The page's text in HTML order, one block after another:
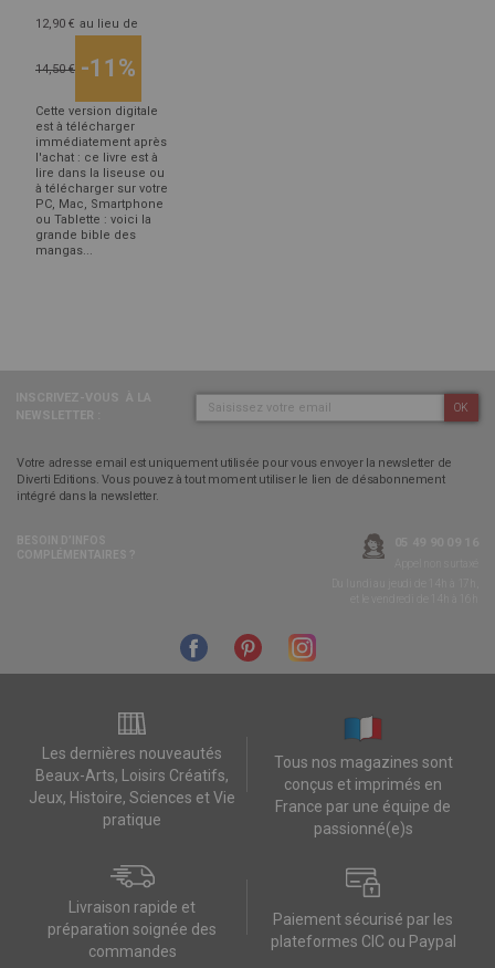
12,90 € au lieu de
14,50 € -11%
Cette version digitale
est à télécharger
immédiatement après
l'achat : ce livre est à
lire dans la liseuse ou
à télécharger sur votre
PC, Mac, Smartphone
ou Tablette : voici la
grande bible des
mangas...
OK
Votre adresse email est uniquement utilisée pour vous envoyer la newsletter de
Diverti Editions. Vous pouvez à tout moment utiliser le lien de désabonnement
intégré dans la newsletter.
Les dernières nouveautés
Beaux-Arts, Loisirs Créatifs,
Jeux, Histoire, Sciences et Vie
pratique
Tous nos magazines sont
conçus et imprimés en
France par une équipe de
passionné(e)s
Livraison rapide et
préparation soignée des
commandes
Paiement sécurisé par les
plateformes CIC ou Paypal